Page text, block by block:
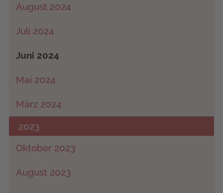
August 2024
Juli 2024
Juni 2024
Mai 2024
März 2024
2023
Oktober 2023
August 2023